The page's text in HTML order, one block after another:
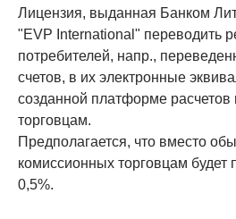
Лицензия, выданная Банком
"EVP International" переводить
потребителей, напр.,
счетов, в их электронные
созданной платформе расчетов
торговцам.
Предполагается, что вместо
комиссионных торговцам будет
0,5%.